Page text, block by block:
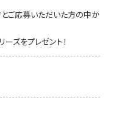
の乾杯をお送りします！
メシ」！
ご応募いただいた方の中か
ーズをプレゼント！